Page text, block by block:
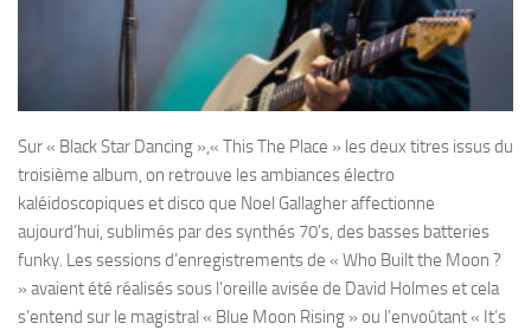
Sur « Black Star Dancing »,« This The Place » les deux titres issus du
troisième album, on retrouve les ambiances électro
kaléidoscopiques et disco que Noel Gallagher affectionne
aujourd’hui, sublimés par des synthés 70’s, des basses batteries
funky. Les sessions d’enregistrements de « Who Built the Moon ?
» avaient été réalisés sous l’oreille avisée de David Holmes et cela
s’entend sur le magistral « Blue Moon Rising » ou l’envoûtant « It’s